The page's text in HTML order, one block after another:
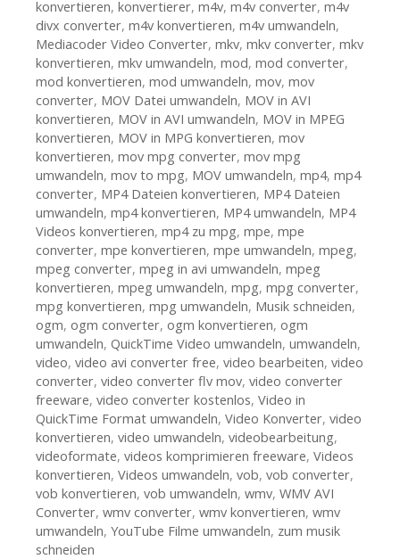
konvertieren, konvertierer, m4v, m4v converter, m4v
divx converter, m4v konvertieren, m4v umwandeln,
Mediacoder Video Converter, mkv, mkv converter, mkv
konvertieren, mkv umwandeln, mod, mod converter,
mod konvertieren, mod umwandeln, mov, mov
converter, MOV Datei umwandeln, MOV in AVI
konvertieren, MOV in AVI umwandeln, MOV in MPEG
konvertieren, MOV in MPG konvertieren, mov
konvertieren, mov mpg converter, mov mpg
umwandeln, mov to mpg, MOV umwandeln, mp4, mp4
converter, MP4 Dateien konvertieren, MP4 Dateien
umwandeln, mp4 konvertieren, MP4 umwandeln, MP4
Videos konvertieren, mp4 zu mpg, mpe, mpe
converter, mpe konvertieren, mpe umwandeln, mpeg,
mpeg converter, mpeg in avi umwandeln, mpeg
konvertieren, mpeg umwandeln, mpg, mpg converter,
mpg konvertieren, mpg umwandeln, Musik schneiden,
ogm, ogm converter, ogm konvertieren, ogm
umwandeln, QuickTime Video umwandeln, umwandeln,
video, video avi converter free, video bearbeiten, video
converter, video converter flv mov, video converter
freeware, video converter kostenlos, Video in
QuickTime Format umwandeln, Video Konverter, video
konvertieren, video umwandeln, videobearbeitung,
videoformate, videos komprimieren freeware, Videos
konvertieren, Videos umwandeln, vob, vob converter,
vob konvertieren, vob umwandeln, wmv, WMV AVI
Converter, wmv converter, wmv konvertieren, wmv
umwandeln, YouTube Filme umwandeln, zum musik
schneiden